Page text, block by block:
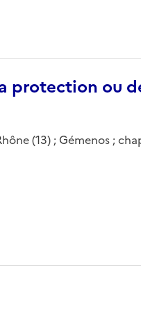
protection ou
(13) ; Gémenos ;